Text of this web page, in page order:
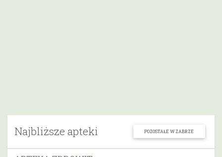
Najbliższe apteki POZOSTAŁE W ZABRZE